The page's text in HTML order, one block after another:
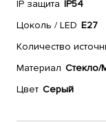
IP защита IP54
Цоколь / LED E27
Количество
Материал Стекло/
Цвет Серый